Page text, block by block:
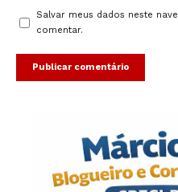
Salvar meus dados neste
comentar.